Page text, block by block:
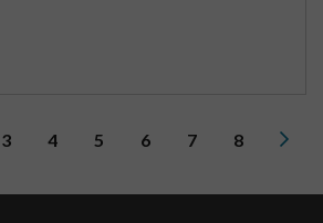
3 4 5 6 7 8